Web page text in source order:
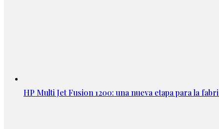
HP Multi Jet Fusion 1200: una nueva etapa para la